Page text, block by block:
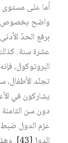
أما على مستوى
واضح بخصوص
برفع الحدّ
عشرة سنة.
البروتوكول،
تجنّد الأطفال،
يشاركون في
دون سن
عزم الدول